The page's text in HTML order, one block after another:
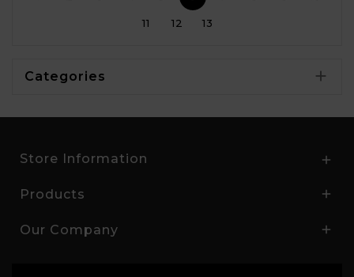
11 12 13
Categories 
Store Information 
Products 
Our Company 